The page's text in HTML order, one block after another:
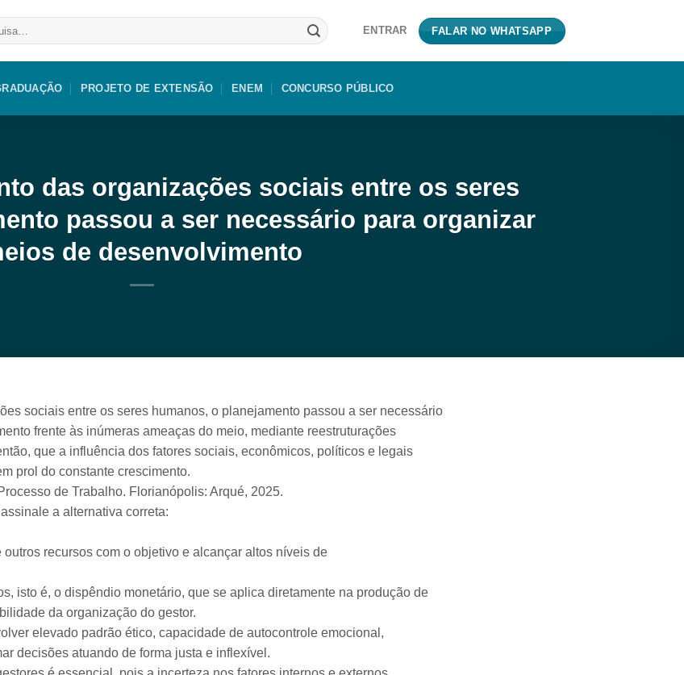
ENTRAR FALAR NO WHATSAPP
PROJETO DE EXTENSÃO ENEM CONCURSO PÚBLICO
das organizações sociais entre os seres
passou a ser necessário para organizar
de desenvolvimento
sociais entre os seres humanos, o planejamento passou a ser necessário
frente às inúmeras ameaças do meio, mediante reestruturações
que a influência dos fatores sociais, econômicos, políticos e legais
prol do constante crescimento.
de Trabalho. Florianópolis: Arqué, 2025.
a alternativa correta:
recursos com o objetivo e alcançar altos níveis de
isto é, o dispêndio monetário, que se aplica diretamente na produção de
da organização do gestor.
elevado padrão ético, capacidade de autocontrole emocional,
decisões atuando de forma justa e inflexível.